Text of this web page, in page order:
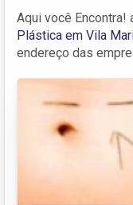
Aqui você
Plástica em Vila
endereço das